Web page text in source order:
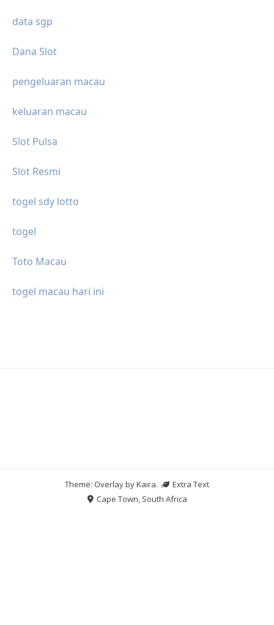
data sgp
Dana Slot
pengeluaran macau
keluaran macau
Slot Pulsa
Slot Resmi
togel sdy lotto
togel
Toto Macau
togel macau hari ini
Theme: Overlay byKaira.
Extra Text
Cape Town, South Africa